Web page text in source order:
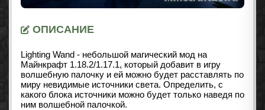
ОПИСАНИЕ
Lighting Wand - небольшой магический мод на
Майнкрафт 1.18.2/1.17.1, который добавит в игру
волшебную палочку и ей можно будет расставлять по
миру невидимые источники света. Определить, с
какого блока источники можно будет только наведя по
ним волшебной палочкой.